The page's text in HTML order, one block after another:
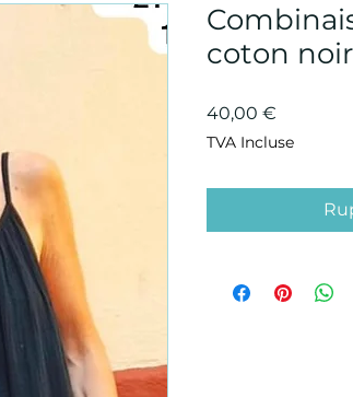
coton
40,00 €
TVA Incluse